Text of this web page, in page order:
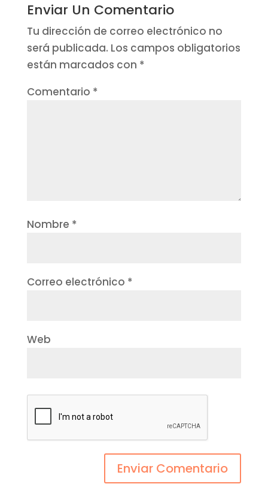
Enviar Un Comentario
Tu dirección de correo electrónico no
será publicada. Los campos obligatorios
están marcados con *
Comentario *
Nombre *
Correo electrónico *
Web